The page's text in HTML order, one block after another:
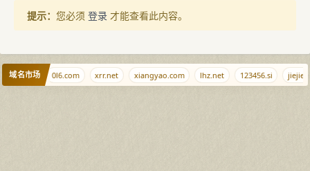
提示： 您必须 登录 才能查看此内容。
域名市场
ciyuan.ee 0l6.com xrr.net xiangyao.com lhz.net 123456.si